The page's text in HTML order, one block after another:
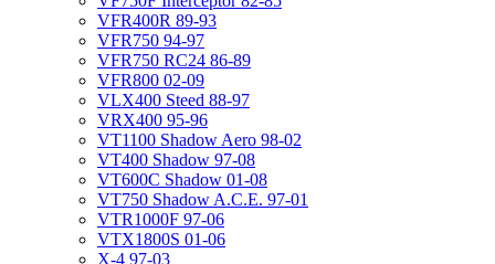
VFR400R 89-93
VFR750 94-97
VFR750 RC24 86-89
VFR800 02-09
VLX400 Steed 88-97
VRX400 95-96
VT1100 Shadow Aero 98-02
VT400 Shadow 97-08
VT600C Shadow 01-08
VT750 Shadow A.C.E. 97-01
VTR1000F 97-06
VTX1800S 01-06
X-4 97-03